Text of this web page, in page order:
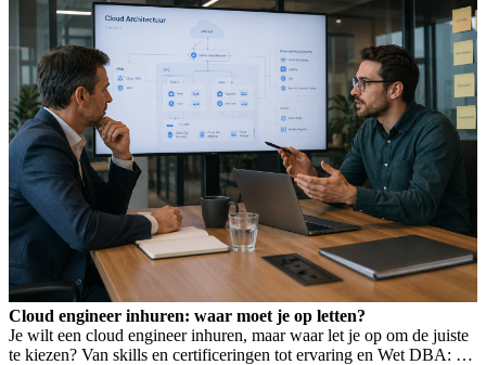
Cloud engineer inhuren: waar moet je op letten?
Je wilt een cloud engineer inhuren, maar waar let je op om de juiste
te kiezen? Van skills en certificeringen tot ervaring en Wet DBA: dit